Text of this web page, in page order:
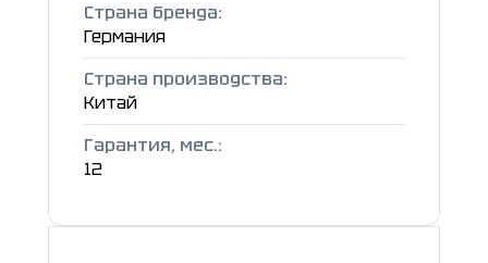
Страна бренда:
Германия
Страна производства:
Китай
Гарантия, мес.:
12